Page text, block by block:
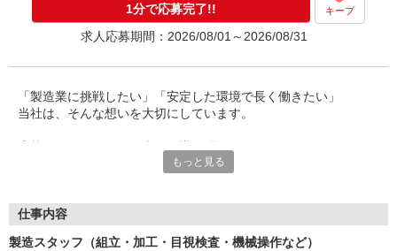
1分で応募完了!! キープ
求人応募期間：2026/08/01～2026/08/31
「製造業に挑戦したい」「安定した環境で長く働きたい」
当社は、そんな想いを大切にしています。
約束を守ること、きちんと連絡をすること、前向きに仕事へ取り
また、勤務時間やシフトなど柔軟に対応いただける方は、ご紹介
もっと見る
仕事内容
製造スタッフ（組立・加工・目視検査・機械操作など）